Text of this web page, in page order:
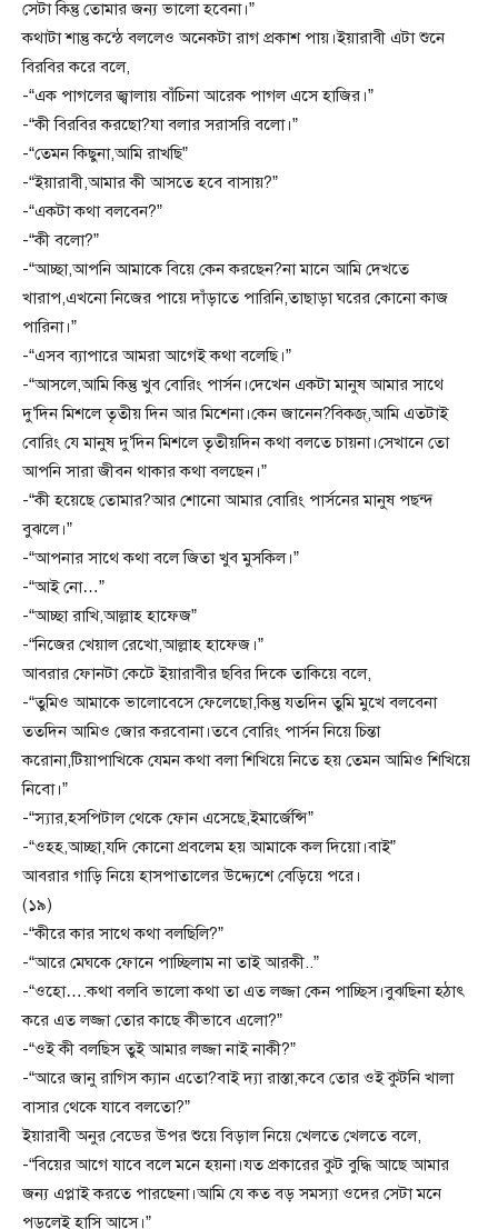
সেটা কিন্তু তোমার জন্য ভালো হবেনা।”
কথাটা শান্তু কন্ঠে বললেও অনেকটা রাগ প্রকাশ পায়।ইয়ারাবী এটা শুনে
বিরবির করে বলে,
-“এক পাগলের জ্বালায় বাঁচিনা আরেক পাগল এসে হাজির।”
-“কী বিরবির করছো?যা বলার সরাসরি বলো।”
-“তেমন কিছুনা,আমি রাখছি”
-“ইয়ারাবী,আমার কী আসতে হবে বাসায়?”
-“একটা কথা বলবেন?”
-“কী বলো?”
-“আচ্ছা,আপনি আমাকে বিয়ে কেন করছেন?না মানে আমি দেখতে
খারাপ,এখনো নিজের পায়ে দাঁড়াতে পারিনি,তাছাড়া ঘরের কোনো কাজ
পারিনা।”
-“এসব ব্যাপারে আমরা আগেই কথা বলেছি।”
-“আসলে,আমি কিন্তু খুব বোরিং পার্সন।দেখেন একটা মানুষ আমার সাথে
দু’দিন মিশলে তৃতীয় দিন আর মিশেনা।কেন জানেন?বিকজ্,আমি এতটাই
বোরিং যে মানুষ দু’দিন মিশলে তৃতীয়দিন কথা বলতে চায়না।সেখানে তো
আপনি সারা জীবন থাকার কথা বলছেন।”
-“কী হয়েছে তোমার?আর শোনো আমার বোরিং পার্সনের মানুষ পছন্দ
বুঝলে।”
-“আপনার সাথে কথা বলে জিতা খুব মুসকিল।”
-“আই নো…”
-“আচ্ছা রাখি,আল্লাহ হাফেজ”
-“নিজের খেয়াল রেখো,আল্লাহ হাফেজ।”
আবরার ফোনটা কেটে ইয়ারাবীর ছবির দিকে তাকিয়ে বলে,
-“তুমিও আমাকে ভালোবেসে ফেলেছো,কিন্তু যতদিন তুমি মুখে বলবেনা
ততদিন আমিও জোর করবোনা।তবে বোরিং পার্সন নিয়ে চিন্তা
করোনা,টিয়াপাখিকে যেমন কথা বলা শিখিয়ে নিতে হয় তেমন আমিও শিখিয়ে
নিবো।”
-“স্যার,হসপিটাল থেকে ফোন এসেছে,ইমার্জেন্সি”
-“ওহহ,আচ্ছা,যদি কোনো প্রবলেম হয় আমাকে কল দিয়ো।বাই”
আবরার গাড়ি নিয়ে হাসপাতালের উদ্দ্যেশে বেড়িয়ে পরে।
(১৯)
-“কীরে কার সাথে কথা বলছিলি?”
-“আরে মেঘকে ফোনে পাচ্ছিলাম না তাই আরকী..”
-“ওহো….কথা বলবি ভালো কথা তা এত লজ্জা কেন পাচ্ছিস।বুঝছিনা হঠাৎ
করে এত লজ্জা তোর কাছে কীভাবে এলো?”
-“ওই কী বলছিস তুই আমার লজ্জা নাই নাকী?”
-“আরে জানু রাগিস ক্যান এতো?বাই দ্যা রাস্তা,কবে তোর ওই কুটনি খালা
বাসার থেকে যাবে বলতো?”
ইয়ারাবী অনুর বেডের উপর শুয়ে বিড়াল নিয়ে খেলতে খেলতে বলে,
-“বিয়ের আগে যাবে বলে মনে হয়না।যত প্রকারের কুট বুদ্ধি আছে আমার
জন্য এপ্লাই করতে পারছেনা।আমি যে কত বড় সমস্যা ওদের সেটা মনে
পড়লেই হাসি আসে।”